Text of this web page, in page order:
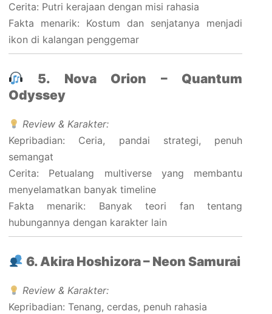
Cerita: Putri kerajaan dengan misi rahasia
Fakta menarik: Kostum dan senjatanya menjadi
ikon di kalangan penggemar
5. Nova Orion – Quantum
Odyssey
Review & Karakter:
Kepribadian: Ceria, pandai strategi, penuh
semangat
Cerita: Petualang multiverse yang membantu
menyelamatkan banyak timeline
Fakta menarik: Banyak teori fan tentang
hubungannya dengan karakter lain
6. Akira Hoshizora – Neon Samurai
Review & Karakter:
Kepribadian: Tenang, cerdas, penuh rahasia